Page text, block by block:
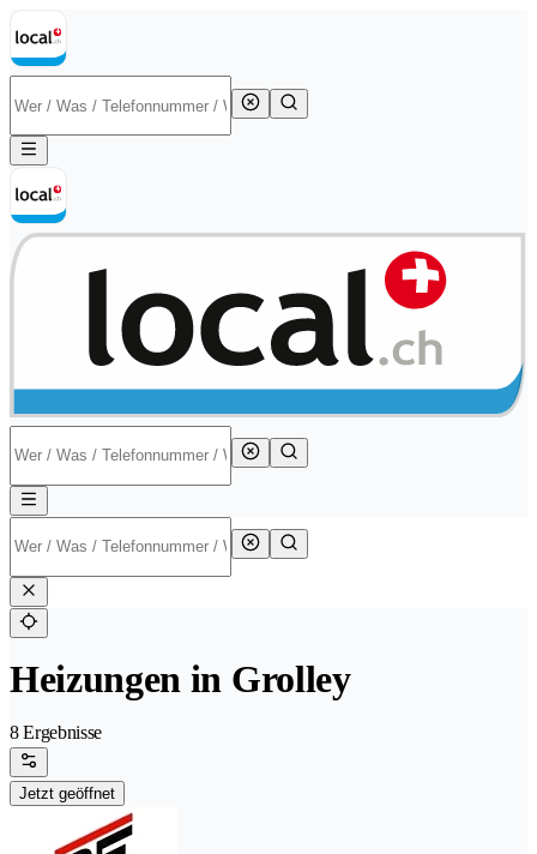
Heizungen in Grolley
8 Ergebnisse
Jetzt geöffnet